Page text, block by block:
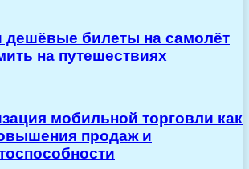
дешёвые билеты на самолёт
на путешествиях
мобильной торговли как
продаж и